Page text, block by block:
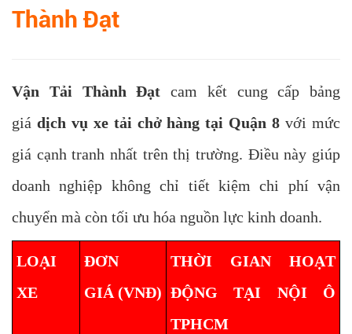
Thành Đạt
Vận Tải Thành Đạt cam kết cung cấp bảng
giá dịch vụ xe tải chở hàng tại Quận 8 với mức
giá cạnh tranh nhất trên thị trường. Điều này giúp
doanh nghiệp không chỉ tiết kiệm chi phí vận
chuyển mà còn tối ưu hóa nguồn lực kinh doanh.
LOẠI
XE
ĐƠN
GIÁ (VNĐ)
THỜI GIAN HOẠT
ĐỘNG TẠI NỘI Ô
TPHCM